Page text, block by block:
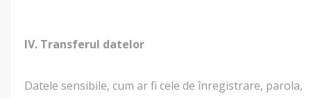
IV. Transferul datelor
Datele sensibile, cum ar fi cele de înregistrare, parola,